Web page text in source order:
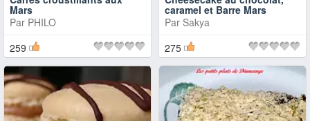
Mars
Par PHILO
259
caramel et Barre Mars
Par Sakya
275